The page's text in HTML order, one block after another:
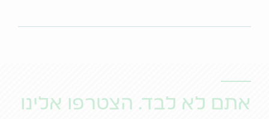
אתם לא לבד. הצטרפו אלינו